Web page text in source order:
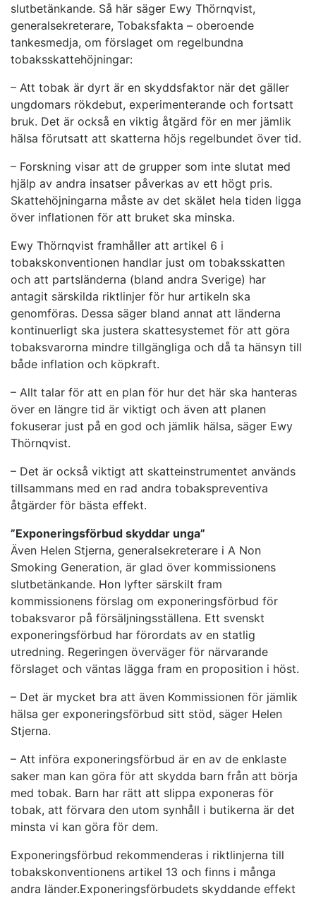
slutbetänkande. Så här säger Ewy Thörnqvist,
generalsekreterare, Tobaksfakta – oberoende
tankesmedja, om förslaget om regelbundna
tobaksskattehöjningar:
– Att tobak är dyrt är en skyddsfaktor när det gäller
ungdomars rökdebut, experimenterande och fortsatt
bruk. Det är också en viktig åtgärd för en mer jämlik
hälsa förutsatt att skatterna höjs regelbundet över tid.
– Forskning visar att de grupper som inte slutat med
hjälp av andra insatser påverkas av ett högt pris.
Skattehöjningarna måste av det skälet hela tiden ligga
över inflationen för att bruket ska minska.
Ewy Thörnqvist framhåller att artikel 6 i
tobakskonventionen handlar just om tobaksskatten
och att partsländerna (bland andra Sverige) har
antagit särskilda riktlinjer för hur artikeln ska
genomföras. Dessa säger bland annat att länderna
kontinuerligt ska justera skattesystemet för att göra
tobaksvarorna mindre tillgängliga och då ta hänsyn till
både inflation och köpkraft.
– Allt talar för att en plan för hur det här ska hanteras
över en längre tid är viktigt och även att planen
fokuserar just på en god och jämlik hälsa, säger Ewy
Thörnqvist.
– Det är också viktigt att skatteinstrumentet används
tillsammans med en rad andra tobakspreventiva
åtgärder för bästa effekt.
”Exponeringsförbud skyddar unga”
Även Helen Stjerna, generalsekreterare i A Non
Smoking Generation, är glad över kommissionens
slutbetänkande. Hon lyfter särskilt fram
kommissionens förslag om exponeringsförbud för
tobaksvaror på försäljningsställena. Ett svenskt
exponeringsförbud har förordats av en statlig
utredning. Regeringen överväger för närvarande
förslaget och väntas lägga fram en proposition i höst.
– Det är mycket bra att även Kommissionen för jämlik
hälsa ger exponeringsförbud sitt stöd, säger Helen
Stjerna.
– Att införa exponeringsförbud är en av de enklaste
saker man kan göra för att skydda barn från att börja
med tobak. Barn har rätt att slippa exponeras för
tobak, att förvara den utom synhåll i butikerna är det
minsta vi kan göra för dem.
Exponeringsförbud rekommenderas i riktlinjerna till
tobakskonventionens artikel 13 och finns i många
andra länder.Exponeringsförbudets skyddande effekt